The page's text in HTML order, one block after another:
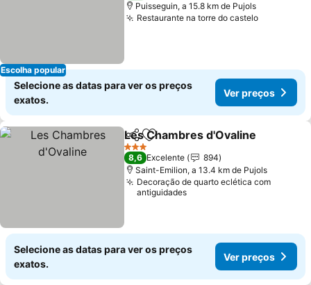
Escolha popular
Puisseguin, a 15.8 km de Pujols
Restaurante na torre do casteloVer
Selecione as datas para ver os preços
exatos.
Ver preços
PartilharAdicionar aos favoritos
Les Chambres d'Ovaline
3 Estrelas
8,6 Excelente
894
Saint-Emilion, a 13.4 km de Pujols
Decoração de quarto eclética com
antiguidades
Selecione as datas para ver os preços
exatos.
Ver preços